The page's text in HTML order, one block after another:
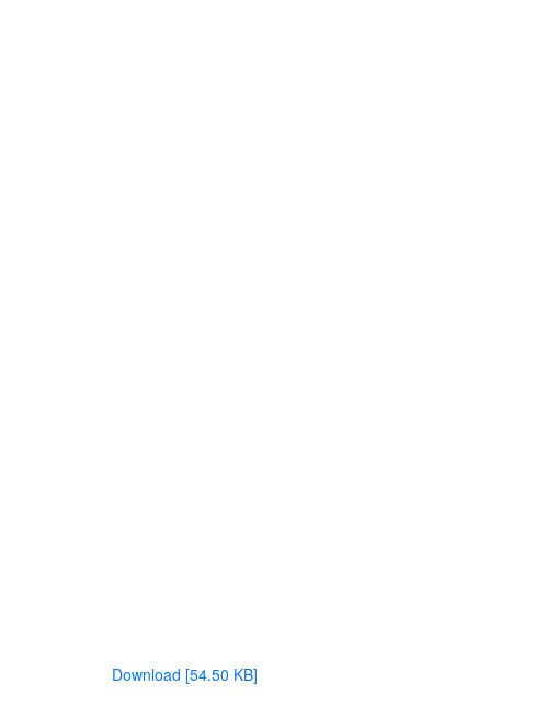
Download [54.50 KB]